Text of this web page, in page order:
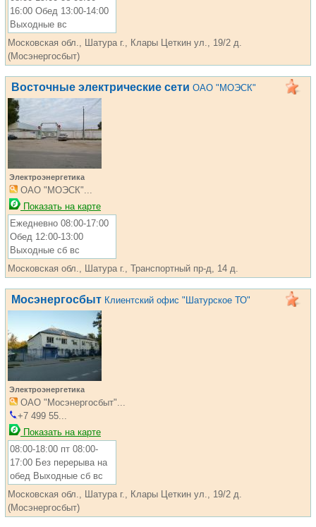
16:00 Обед 13:00-14:00
Выходные вс
Московская обл., Шатура г., Клары Цеткин ул., 19/2 д.
(Мосэнергосбыт)
Восточные электрические сети ОАО "МОЭСК"
Электроэнергетика
ОАО "МОЭСК"...
Показать на карте
Ежедневно 08:00-17:00
Обед 12:00-13:00
Выходные сб вс
Московская обл., Шатура г., Транспортный пр-д, 14 д.
Мосэнергосбыт Клиентский офис "Шатурское ТО"
Электроэнергетика
ОАО "Мосэнергосбыт"...
+7 499 55...
Показать на карте
08:00-18:00 пт 08:00-
17:00 Без перерыва на
обед Выходные сб вс
Московская обл., Шатура г., Клары Цеткин ул., 19/2 д.
(Мосэнергосбыт)